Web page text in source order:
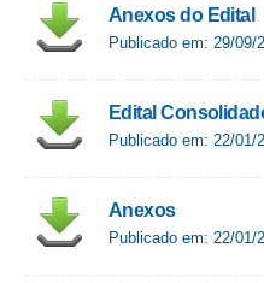
Anexos do Edital
Publicado em: 29/09/
Edital
Publicado em: 22/01/
Anexos
Publicado em: 22/01/